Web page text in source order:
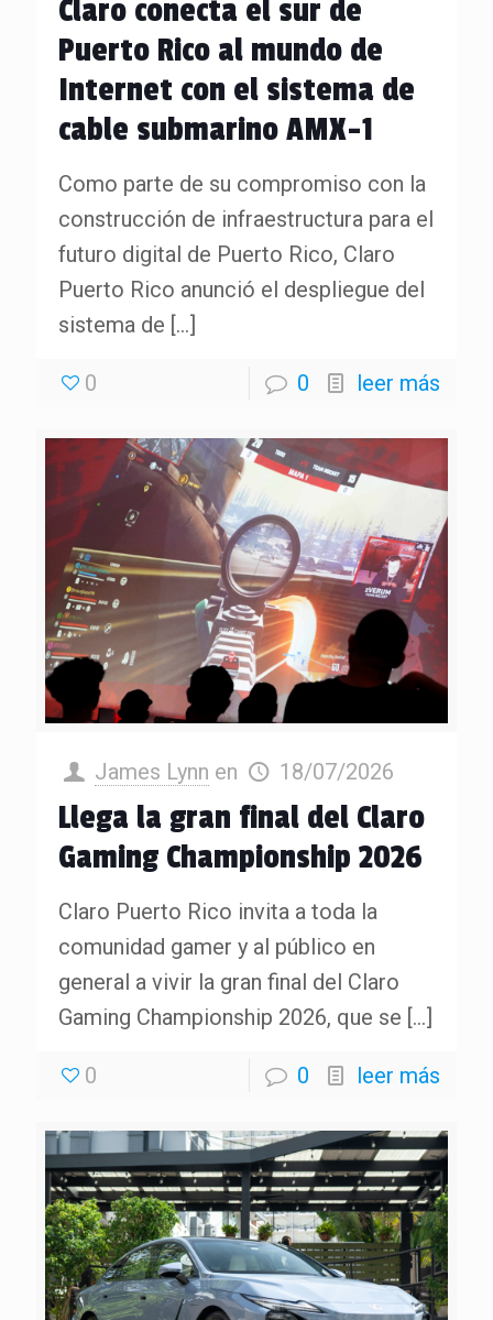
Claro conecta el sur de
Puerto Rico al mundo de
Internet con el sistema de
cable submarino AMX-1
Como parte de su compromiso con la
construcción de infraestructura para el
futuro digital de Puerto Rico, Claro
Puerto Rico anunció el despliegue del
sistema de […]
0 0 leer más
James Lynn en 18/07/2026
Llega la gran final del Claro
Gaming Championship 2026
Claro Puerto Rico invita a toda la
comunidad gamer y al público en
general a vivir la gran final del Claro
Gaming Championship 2026, que se […]
0 0 leer más